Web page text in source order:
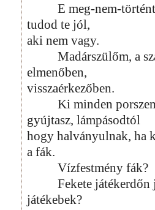
E meg-nem-
tudod te jól,
aki nem vagy.
Madárszülőm, a
elmenőben,
visszaérkezőben.
Ki minden
gyújtasz, lámpásodtól
hogy halványulnak, ha
a fák.
Vízfestmény fák?
Fekete játékerdőn
játékebek?